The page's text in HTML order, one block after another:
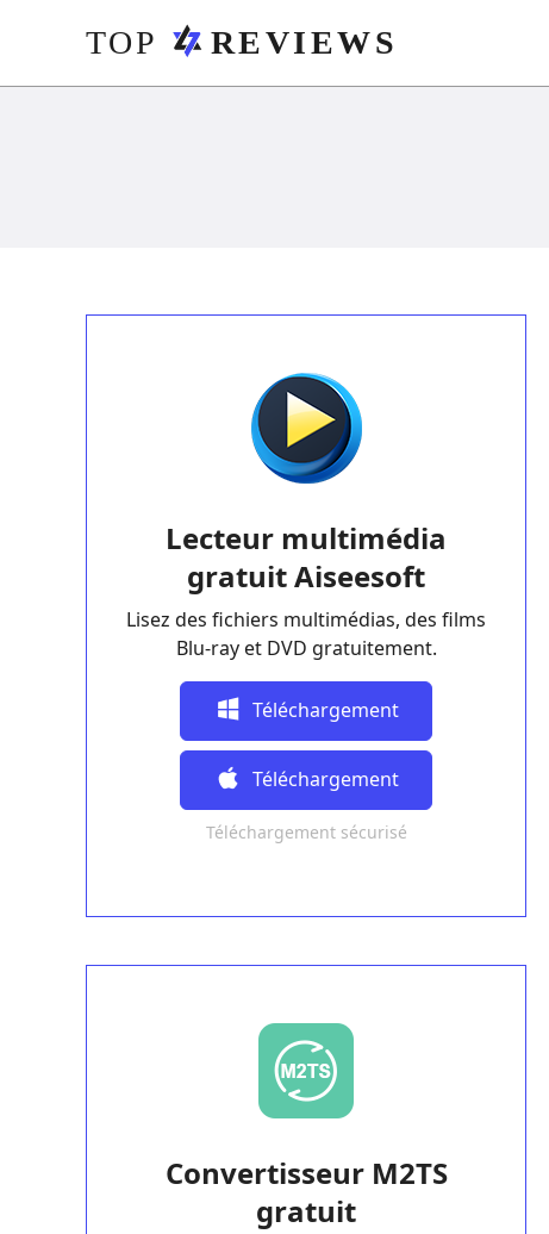
Lecteur multimédia
gratuit Aiseesoft
Lisez des fichiers multimédias, des films
Blu-ray et DVD gratuitement.
Téléchargement
Gratuit
Téléchargement
Gratuit
Téléchargement sécurisé
Convertisseur M2TS
gratuit